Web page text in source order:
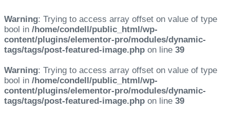
Warning: Trying to access array offset on value of type
bool in /home/condell/public_html/wp-
content/plugins/elementor-pro/modules/dynamic-
tags/tags/post-featured-image.php on line 39
Warning: Trying to access array offset on value of type
bool in /home/condell/public_html/wp-
content/plugins/elementor-pro/modules/dynamic-
tags/tags/post-featured-image.php on line 39